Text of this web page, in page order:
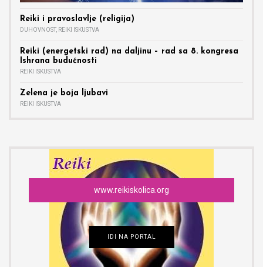
Reiki i pravoslavlje (religija)
DUHOVNOST, REIKI ISKUSTVA
Reiki (energetski rad) na daljinu – rad sa 8. kongresa
Ishrana budućnosti
REIKI ISKUSTVA
Zelena je boja ljubavi
REIKI ISKUSTVA
www.reikiskolica.org
IDI NA PORTAL